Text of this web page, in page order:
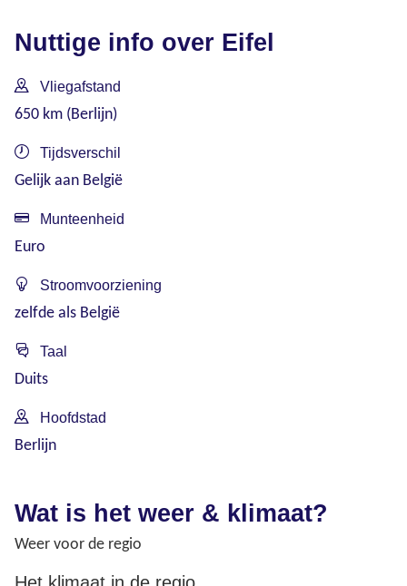
Nuttige info over Eifel
Vliegafstand
650 km (Berlijn)
Tijdsverschil
Gelijk aan België
Munteenheid
Euro
Stroomvoorziening
zelfde als België
Taal
Duits
Hoofdstad
Berlijn
Wat is het weer & klimaat?
Weer voor de regio